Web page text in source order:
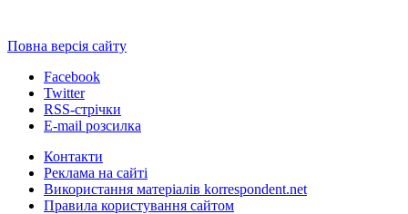
Повна версія сайту
Facebook
Twitter
RSS-стрічки
E-mail розсилка
Контакти
Реклама на сайті
Використання матеріалів korrespondent.net
Правила користування сайтом